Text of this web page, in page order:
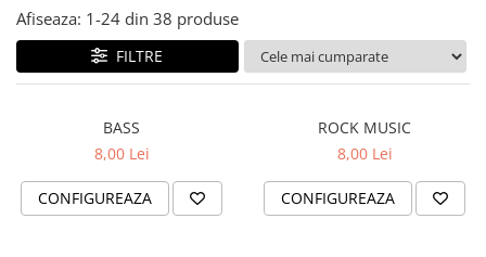
CHEVROLET
CITROEN
DACIA
HYUNDAI
KIA
Afiseaza: 1-24 din 38 produse
FILTRE
BASS
8,00 Lei
CONFIGUREAZA
ROCK MUSIC
8,00 Lei
CONFIGUREAZA